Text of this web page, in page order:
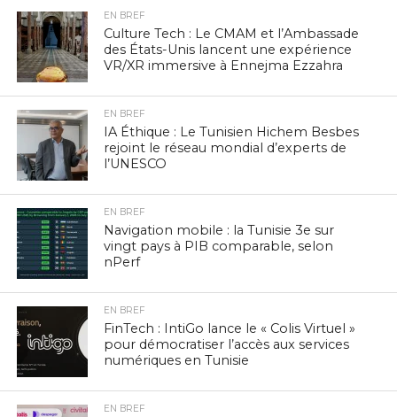
EN BREF
Culture Tech : Le CMAM et l’Ambassade
des États-Unis lancent une expérience
VR/XR immersive à Ennejma Ezzahra
EN BREF
IA Éthique : Le Tunisien Hichem Besbes
rejoint le réseau mondial d’experts de
l’UNESCO
EN BREF
Navigation mobile : la Tunisie 3e sur
vingt pays à PIB comparable, selon
nPerf
EN BREF
FinTech : IntiGo lance le « Colis Virtuel »
pour démocratiser l’accès aux services
numériques en Tunisie
EN BREF